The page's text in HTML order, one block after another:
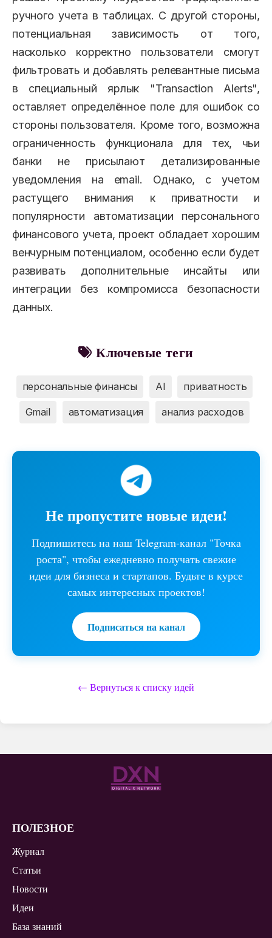
ручного учета в таблицах. С другой стороны,
потенциальная зависимость от того,
насколько корректно пользователи смогут
фильтровать и добавлять релевантные письма
в специальный ярлык "Transaction Alerts",
оставляет определённое поле для ошибок со
стороны пользователя. Кроме того, возможна
ограниченность функционала для тех, чьи
банки не присылают детализированные
уведомления на email. Однако, с учетом
растущего внимания к приватности и
популярности автоматизации персонального
финансового учета, проект обладает хорошим
венчурным потенциалом, особенно если будет
развивать дополнительные инсайты или
интеграции без компромисса безопасности
данных.
Ключевые теги
персональные финансы AI приватность
Gmail автоматизация анализ расходов
Не пропустите новые идеи!
Подпишитесь на наш Telegram-канал "Точка
роста", чтобы ежедневно получать свежие
идеи для бизнеса и стартапов. Будьте в курсе
самых интересных проектов!
Подписаться на канал
← Вернуться к списку идей
ПОЛЕЗНОЕ
Журнал
Статьи
Новости
Идеи
База знаний